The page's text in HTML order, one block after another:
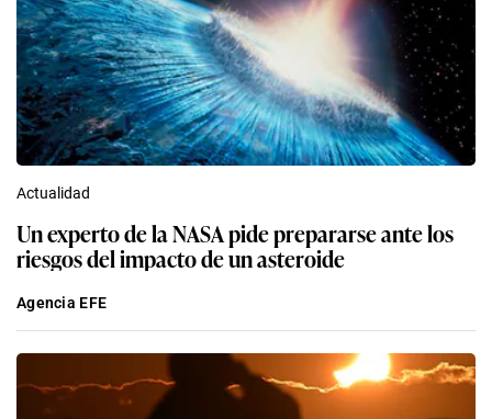
Actualidad
Un experto de la NASA pide prepararse ante los
riesgos del impacto de un asteroide
Agencia EFE